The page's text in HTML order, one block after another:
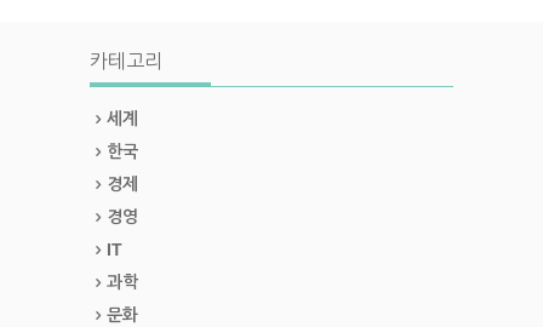
카테고리
세계
한국
경제
경영
IT
과학
문화